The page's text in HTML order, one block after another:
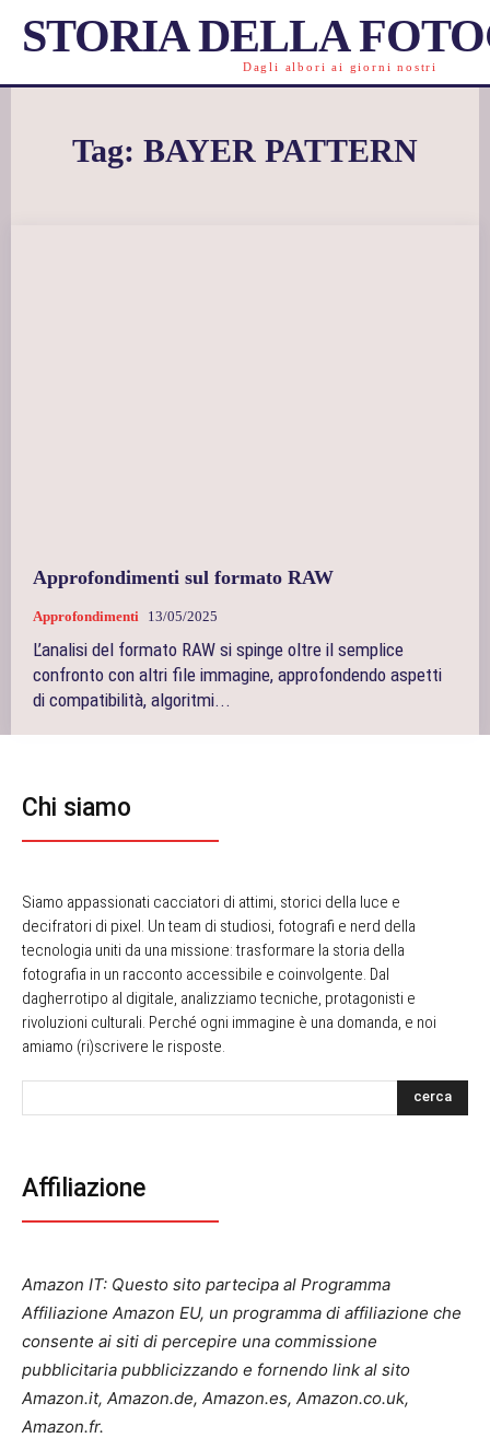
STORIA DELLA
Dagli albori ai giorni nostri
Tag: BAYER PATTERN
Approfondimenti sul formato RAW
Approfondimenti 13/05/2025
L’analisi del formato RAW si spinge oltre il semplice
confronto con altri file immagine, approfondendo aspetti
di compatibilità, algoritmi...
Chi siamo
Siamo appassionati cacciatori di attimi, storici della luce e
decifratori di pixel. Un team di studiosi, fotografi e nerd della
tecnologia uniti da una missione: trasformare la storia della
fotografia in un racconto accessibile e coinvolgente. Dal
dagherrotipo al digitale, analizziamo tecniche, protagonisti e
rivoluzioni culturali. Perché ogni immagine è una domanda, e noi
amiamo (ri)scrivere le risposte.
cerca
Affiliazione
Amazon IT: Questo sito partecipa al Programma
Affiliazione Amazon EU, un programma di affiliazione che
consente ai siti di percepire una commissione
pubblicitaria pubblicizzando e fornendo link al sito
Amazon.it, Amazon.de, Amazon.es, Amazon.co.uk,
Amazon.fr.